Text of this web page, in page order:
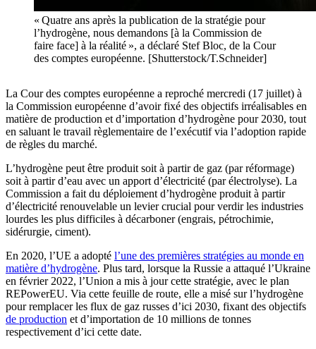
« Quatre ans après la publication de la stratégie pour
l’hydrogène, nous demandons [à la Commission de
faire face] à la réalité », a déclaré Stef Bloc, de la Cour
des comptes européenne. [Shutterstock/T.Schneider]
La Cour des comptes européenne a reproché mercredi (17 juillet) à
la Commission européenne d’avoir fixé des objectifs irréalisables en
matière de production et d’importation d’hydrogène pour 2030, tout
en saluant le travail règlementaire de l’exécutif via l’adoption rapide
de règles du marché.
L’hydrogène peut être produit soit à partir de gaz (par réformage)
soit à partir d’eau avec un apport d’électricité (par électrolyse). La
Commission a fait du déploiement d’hydrogène produit à partir
d’électricité renouvelable un levier crucial pour verdir les industries
lourdes les plus difficiles à décarboner (engrais, pétrochimie,
sidérurgie, ciment).
En 2020, l’UE a adopté l’une des premières stratégies au monde en
matière d’hydrogène. Plus tard, lorsque la Russie a attaqué l’Ukraine
en février 2022, l’Union a mis à jour cette stratégie, avec le plan
REPowerEU. Via cette feuille de route, elle a misé sur l’hydrogène
pour remplacer les flux de gaz russes d’ici 2030, fixant des objectifs
de production et d’importation de 10 millions de tonnes
respectivement d’ici cette date.